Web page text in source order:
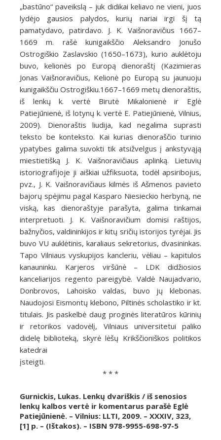
„bastūno“ paveikslą – juk didikai keliavo ne vieni, juos
lydėjo gausios palydos, kurių nariai irgi šį tą
pamatydavo, patirdavo. J. K. Vaišnoravičius 1667–
1669 m. rašė kunigaikščio Aleksandro Jonušo
Ostrogiškio Zaslavskio (1650–1673), kurio auklėtoju
buvo, kelionės po Europą dienoraštį (Kazimieras
Jonas Vaišnoravičius, Kelionė po Europą su jaunuoju
kunigaikščiu Ostrogiškiu.1667–1669 metų dienoraštis,
iš lenkų k. vertė Birutė Mikalonienė ir Eglė
Patiejūnienė, iš lotynų k. vertė E. Patiejūnienė, Vilnius,
2009). Dienoraštis liudija, kad negalima suprasti
teksto be konteksto. Kai kurias dienoraščio turinio
ypatybes galima suvokti tik atsižvelgus į ankstyvąją
miestietišką J. K. Vaišnoravičiaus aplinką. Lietuvių
istoriografijoje ji aiškiai užfiksuota, todėl apsiribojus,
pvz., J. K. Vaišnoravičiaus kilmės iš Ašmenos pavieto
bajorų spėjimu pagal Kasparo Niesieckio herbyną, ne
viską, kas dienoraštyje parašyta, galima tinkamai
interpretuoti. J. K. Vaišnoravičium domisi raštijos,
bažnyčios, valdininkijos ir kitų sričių istorijos tyrėjai. Jis
buvo VU auklėtinis, karaliaus sekretorius, dvasininkas.
Tapo Vilniaus vyskupijos kancleriu, vėliau – kapitulos
kanauninku. Karjeros viršūnė – LDK didžiosios
kanceliarijos regento pareigybė. Valdė Naujadvario,
Donbrovos, Lahoisko valdas, buvo jų klebonas.
Naudojosi Eismontų klebono, Piltinės scholastiko ir kt.
titulais. Jis paskelbė daug proginės literatūros kūrinių
ir retorikos vadovėlį, Vilniaus universitetui paliko
didelę biblioteką, skyrė lėšų Krikščioniškos politikos
katedrai
įsteigti.
* * *
Gurnickis, Lukas. Lenkų dvariškis / iš senosios
lenkų kalbos vertė ir komentarus parašė Eglė
Patiejūnienė. – Vilnius: LLTI, 2009. – XXXIV, 323,
[1] p. – (Ištakos). – ISBN 978-9955-698-97-5